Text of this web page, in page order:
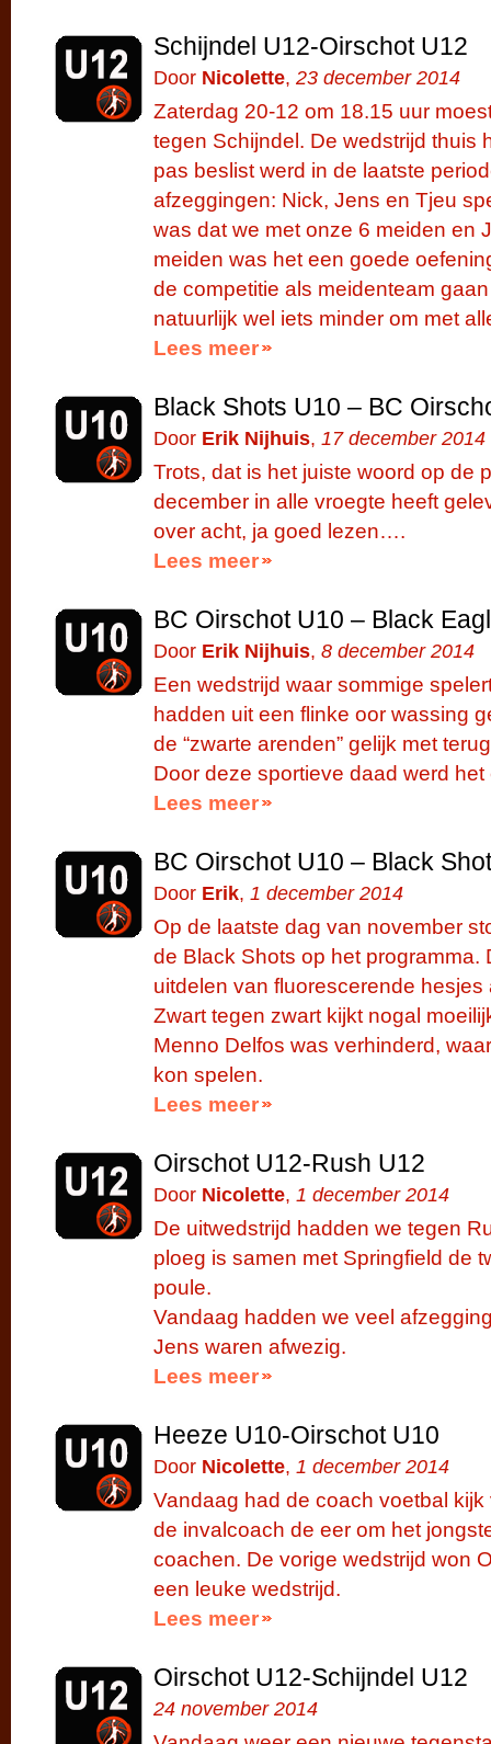
Schijndel U12-Oirschot U12
Door Nicolette, 23 december 2014
Zaterdag 20-12 om 18.15 uur
tegen Schijndel. De wedstrijd thuis
pas beslist werd in de laatste
afzeggingen: Nick, Jens en Tjeu
was dat we met onze 6 meiden en
meiden was het een goede
de competitie als meidenteam
natuurlijk wel iets minder om met
Lees meer
Black Shots U10 – BC
Door Erik Nijhuis, 17 december 2014
Trots, dat is het juiste woord op de
december in alle vroegte heeft
over acht, ja goed lezen….
Lees meer
BC Oirschot U10 – Black
Door Erik Nijhuis, 8 december 2014
Een wedstrijd waar sommige
hadden uit een flinke oor wassing
de “zwarte arenden” gelijk met
Door deze sportieve daad werd
Lees meer
BC Oirschot U10 – Black
Door Erik, 1 december 2014
Op de laatste dag van november
de Black Shots op het programma.
uitdelen van fluorescerende
Zwart tegen zwart kijkt nogal
Menno Delfos was verhinderd,
kon spelen.
Lees meer
Oirschot U12-Rush U12
Door Nicolette, 1 december 2014
De uitwedstrijd hadden we tegen
ploeg is samen met Springfield de
poule.
Vandaag hadden we veel
Jens waren afwezig.
Lees meer
Heeze U10-Oirschot U10
Door Nicolette, 1 december 2014
Vandaag had de coach voetbal
de invalcoach de eer om het
coachen. De vorige wedstrijd won
een leuke wedstrijd.
Lees meer
Oirschot U12-Schijndel U12
24 november 2014